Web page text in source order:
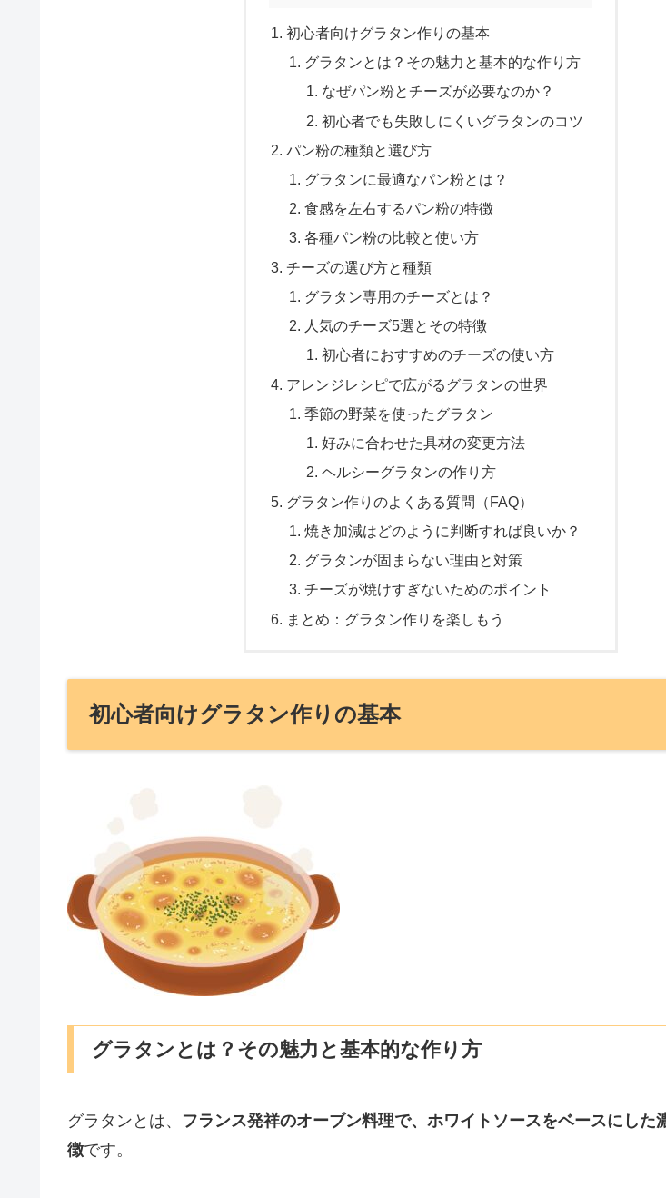
初心者向けグラタン作りの基本
グラタンとは？その魅力と基本的な作り方
なぜパン粉とチーズが必要なのか？
初心者でも失敗しにくいグラタンのコツ
パン粉の種類と選び方
グラタンに最適なパン粉とは？
食感を左右するパン粉の特徴
各種パン粉の比較と使い方
チーズの選び方と種類
グラタン専用のチーズとは？
人気のチーズ5選とその特徴
初心者におすすめのチーズの使い方
アレンジレシピで広がるグラタンの世界
季節の野菜を使ったグラタン
好みに合わせた具材の変更方法
ヘルシーグラタンの作り方
グラタン作りのよくある質問（FAQ）
焼き加減はどのように判断すれば良いか？
グラタンが固まらない理由と対策
チーズが焼けすぎないためのポイント
まとめ：グラタン作りを楽しもう
初心者向けグラタン作りの基本
グラタンとは？その魅力と基本的な作り方
グラタンとは、 フランス発祥のオーブン料理で、ホワイトソースをベースにした
徴です。